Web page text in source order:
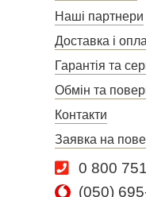
Наші партнери
Доставка і
Гарантія та
Обмін та
Контакти
Заявка на
0 800
(050)